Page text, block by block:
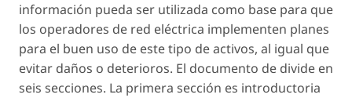
información pueda ser utilizada como base para que
los operadores de red eléctrica implementen planes
para el buen uso de este tipo de activos, al igual que
evitar daños o deterioros. El documento de divide en
seis secciones. La primera sección es introductoria